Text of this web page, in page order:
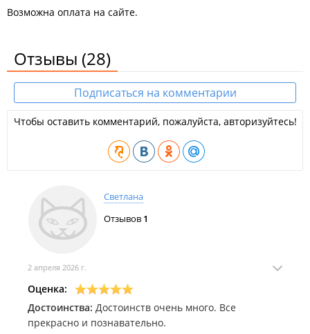
Возможна оплата на сайте.
Отзывы (28)
Подписаться на комментарии
Чтобы оставить комментарий, пожалуйста, авторизуйтесь!
Светлана
Отзывов 1
2 апреля 2026 г.
Оценка:
Достоинства: Достоинств очень много. Все
прекрасно и познавательно.